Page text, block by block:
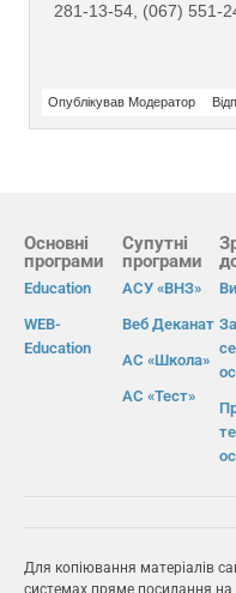
281-13-54, (067) 551-
Опублікував Модератор
Основні
програми
Education
WEB-
Education
Супутні
програми
АСУ «ВНЗ»
Веб Деканат
АС «Школа»
АС «Тест»
Для копіювання матеріалів
системах пряме посилання на